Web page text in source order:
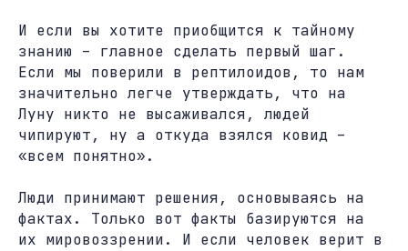
И если вы хотите приобщится к тайному
знанию – главное сделать первый шаг.
Если мы поверили в рептилоидов, то нам
значительно легче утверждать, что на
Луну никто не высаживался, людей
чипируют, ну а откуда взялся ковид –
«всем понятно».
Люди принимают решения, основываясь на
фактах. Только вот факты базируются на
их мировоззрении. И если человек верит в